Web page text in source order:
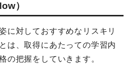
）
に対しておすすめなリスキリ
は、取得にあたっての学習内
の把握をしていきます。